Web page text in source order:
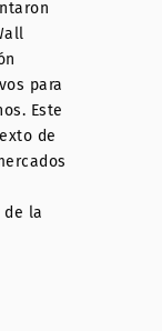
para
Este
de
de la